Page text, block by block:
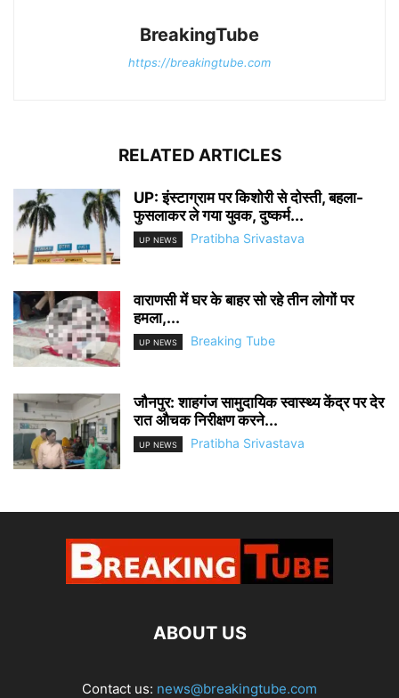
BreakingTube
https://breakingtube.com
RELATED ARTICLES
UP: इंस्टाग्राम पर किशोरी से दोस्ती, बहला-
फुसलाकर ले गया युवक, दुष्कर्म...
UP NEWS Pratibha Srivastava
वाराणसी में घर के बाहर सो रहे तीन लोगों पर
हमला,...
UP NEWS Breaking Tube
जौनपुर: शाहगंज सामुदायिक स्वास्थ्य केंद्र पर देर
रात औचक निरीक्षण करने...
UP NEWS Pratibha Srivastava
ABOUT US
Contact us: news@breakingtube.com